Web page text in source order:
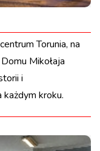
Torunia, na
Mikołaja
i
kroku.